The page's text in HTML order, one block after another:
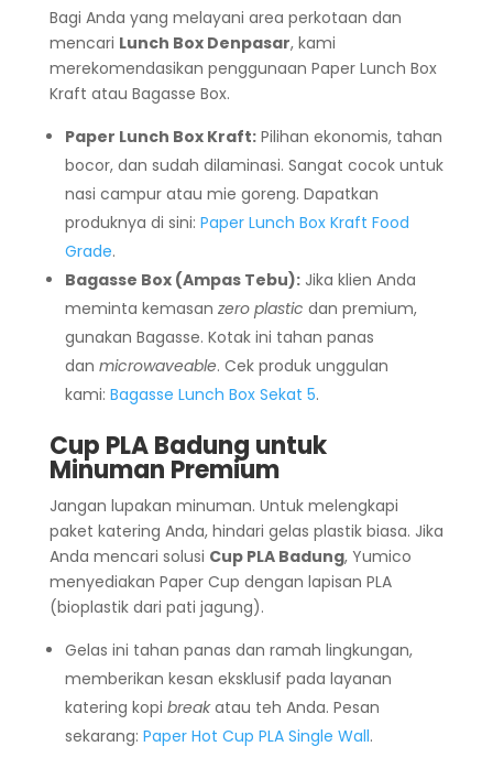
Bagi Anda yang melayani area perkotaan dan
mencari Lunch Box Denpasar, kami
merekomendasikan penggunaan Paper Lunch Box
Kraft atau Bagasse Box.
Paper Lunch Box Kraft:Pilihan ekonomis, tahan
bocor, dan sudah dilaminasi. Sangat cocok untuk
nasi campur atau mie goreng. Dapatkan
produknya di sini: Paper Lunch Box Kraft Food
Grade.
Bagasse Box (Ampas Tebu):Jika klien Anda
meminta kemasan zero plastic dan premium,
gunakan Bagasse. Kotak ini tahan panas
dan microwaveable. Cek produk unggulan
kami: Bagasse Lunch Box Sekat 5.
Cup PLA Badung untuk
Minuman Premium
Jangan lupakan minuman. Untuk melengkapi
paket katering Anda, hindari gelas plastik biasa. Jika
Anda mencari solusi Cup PLA Badung, Yumico
menyediakan Paper Cup dengan lapisan PLA
(bioplastik dari pati jagung).
Gelas ini tahan panas dan ramah lingkungan,
memberikan kesan eksklusif pada layanan
katering kopi breakatau teh Anda. Pesan
sekarang: Paper Hot Cup PLA Single Wall.